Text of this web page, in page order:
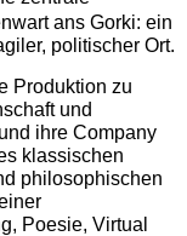
ans Gorki: ein
politischer Ort.
Produktion zu
und
und ihre Company
klassischen
philosophischen
Poesie, Virtual